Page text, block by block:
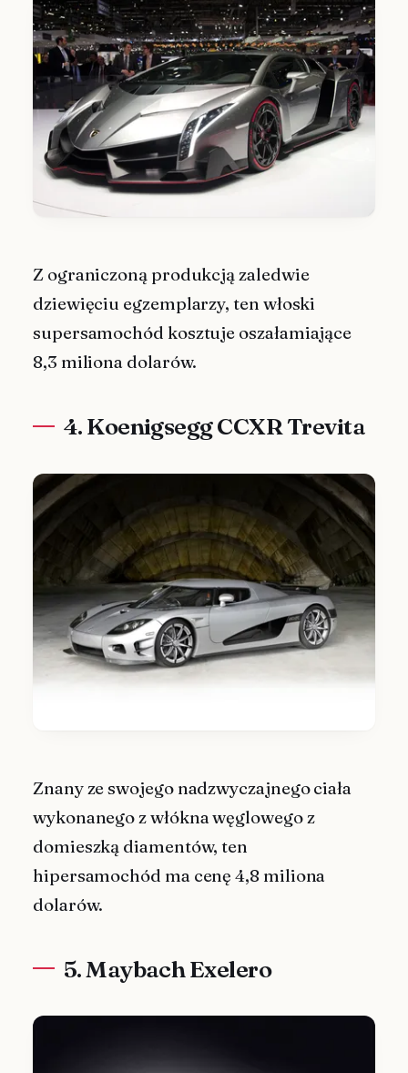
Z ograniczoną produkcją zaledwie
dziewięciu egzemplarzy, ten włoski
supersamochód kosztuje oszałamiające
8,3 miliona dolarów.
4. Koenigsegg CCXR Trevita
Znany ze swojego nadzwyczajnego ciała
wykonanego z włókna węglowego z
domieszką diamentów, ten
hipersamochód ma cenę 4,8 miliona
dolarów.
5. Maybach Exelero